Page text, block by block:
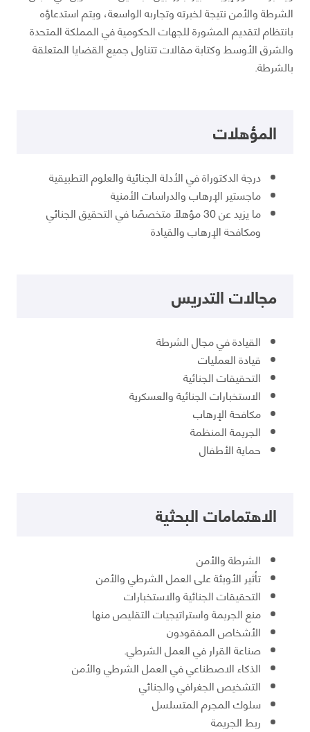
الشرطة والأمن نتيجة لخبرته وتجاربه الواسعة، ويتم استدعاؤه
بانتظام لتقديم المشورة للجهات الحكومية في المملكة المتحدة
والشرق الأوسط وكتابة مقالات تتناول جميع القضايا المتعلقة
بالشرطة.
المؤهلات
درجة الدكتوراة في الأدلة الجنائية والعلوم التطبيقية
ماجستير الإرهاب والدراسات الأمنية
ما يزيد عن 30 مؤهلاً متخصصًا في التحقيق الجنائي
ومكافحة الإرهاب والقيادة
مجالات التدريس
القيادة في مجال الشرطة
قيادة العمليات
التحقيقات الجنائية
الاستخبارات الجنائية والعسكرية
مكافحة الإرهاب
الجريمة المنظمة
حماية الأطفال
الاهتمامات البحثية
الشرطة والأمن
تأثير الأوبئة على العمل الشرطي والأمن
التحقيقات الجنائية والاستخبارات
منع الجريمة واستراتيجيات التقليص منها
الأشخاص المفقودون
صناعة القرار في العمل الشرطي.
الذكاء الاصطناعي في العمل الشرطي والأمن
التشخيص الجغرافي والجنائي
سلوك المجرم المتسلسل
ربط الجريمة